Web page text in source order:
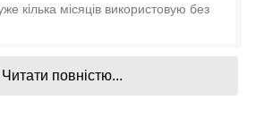
кілька місяців використовую без
Читати повністю...